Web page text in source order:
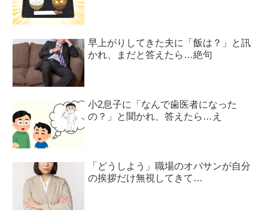
早上がりしてきた夫に「飯は？」と訊
かれ、まだと答えたら…絶句
小2息子に「なんで歯医者になった
の？」と聞かれ、答えたら…え
「どうしよう」職場のオバサンが自分
の挨拶だけ無視してきて…